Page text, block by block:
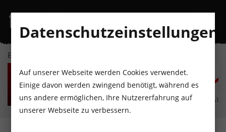
EVENTKALENDER
SO
9
AUGUST
MO
10
AUGUST
DI
11
AUGUST
MI
12
AUGUST
DO
13
AUGUST
Datenschutzeinstellungen
Auf unserer Webseite werden Cookies verwendet.
Einige davon werden zwingend benötigt, während es
uns andere ermöglichen, Ihre Nutzererfahrung auf
unserer Webseite zu verbessern.